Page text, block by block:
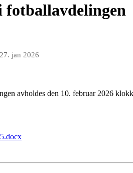
27. jan 2026
avholdes den 10. februar 2026